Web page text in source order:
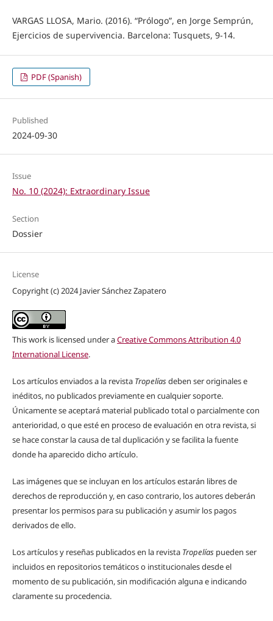
VARGAS LLOSA, Mario. (2016). “Prólogo”, en Jorge Semprún,
Ejercicios de supervivencia. Barcelona: Tusquets, 9-14.
PDF (Spanish)
Published
2024-09-30
Issue
No. 10 (2024): Extraordinary Issue
Section
Dossier
License
Copyright (c) 2024 Javier Sánchez Zapatero
This work is licensed under aCreative Commons Attribution 4.0
International License.
Los artículos enviados a la revista Tropelíasdeben ser originales e
inéditos, no publicados previamente en cualquier soporte.
Únicamente se aceptará material publicado total o parcialmente con
anterioridad, o que esté en proceso de evaluación en otra revista, si
se hace constar la causa de tal duplicación y se facilita la fuente
donde ha aparecido dicho artículo.
Las imágenes que se incluyan en los artículos estarán libres de
derechos de reproducción y, en caso contrario, los autores deberán
presentar los permisos para su publicación y asumir los pagos
derivados de ello.
Los artículos y reseñas publicados en la revista Tropelíaspueden ser
incluidos en repositorios temáticos o institucionales desde el
momento de su publicación, sin modificación alguna e indicando
claramente su procedencia.